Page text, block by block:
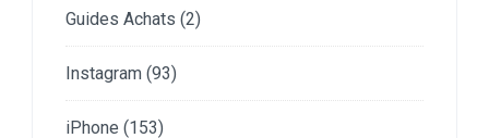
Guides Achats (2)
Instagram (93)
iPhone (153)